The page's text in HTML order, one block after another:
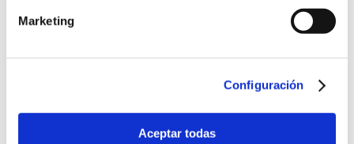
Marketing
Configuración
Aceptar todas